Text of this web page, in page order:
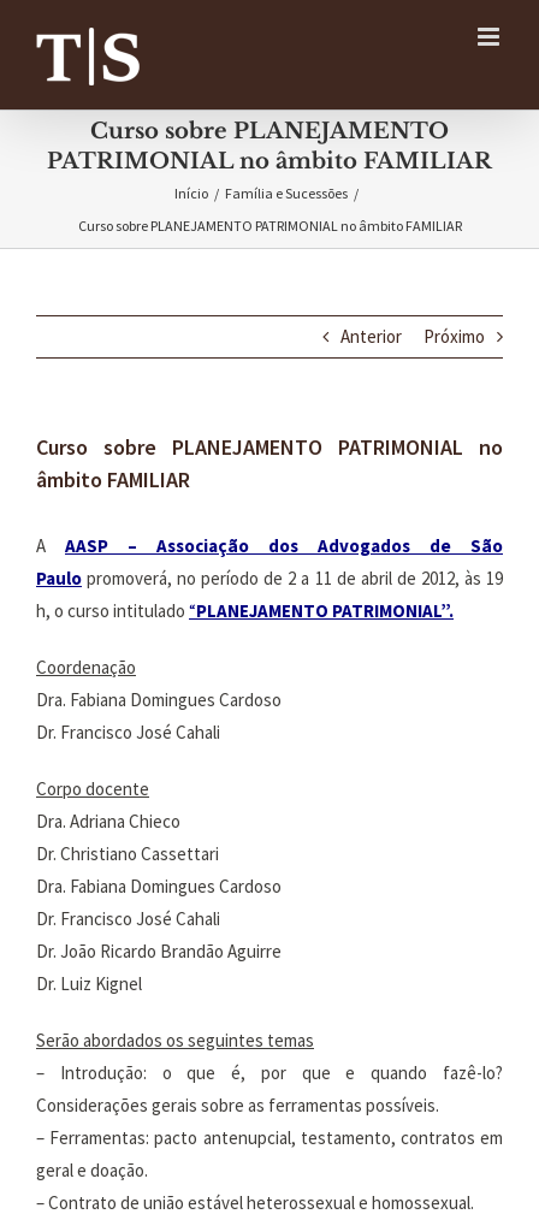
conteúdo
Curso sobre PLANEJAMENTO
PATRIMONIAL no âmbito FAMILIAR
Início / Família e Sucessões /
Curso sobre PLANEJAMENTO PATRIMONIAL no âmbito FAMILIAR
Anterior Próximo
Curso sobre PLANEJAMENTO PATRIMONIAL no
âmbito FAMILIAR
A AASP – Associação dos Advogados de São
Paulo promoverá, no período de 2 a 11 de abril de 2012, às 19
h, o curso intitulado “PLANEJAMENTO PATRIMONIAL”.
Coordenação
Dra. Fabiana Domingues Cardoso
Dr. Francisco José Cahali
Corpo docente
Dra. Adriana Chieco
Dr. Christiano Cassettari
Dra. Fabiana Domingues Cardoso
Dr. Francisco José Cahali
Dr. João Ricardo Brandão Aguirre
Dr. Luiz Kignel
Serão abordados os seguintes temas
– Introdução: o que é, por que e quando fazê-lo?
Considerações gerais sobre as ferramentas possíveis.
– Ferramentas: pacto antenupcial, testamento, contratos em
geral e doação.
– Contrato de união estável heterossexual e homossexual.